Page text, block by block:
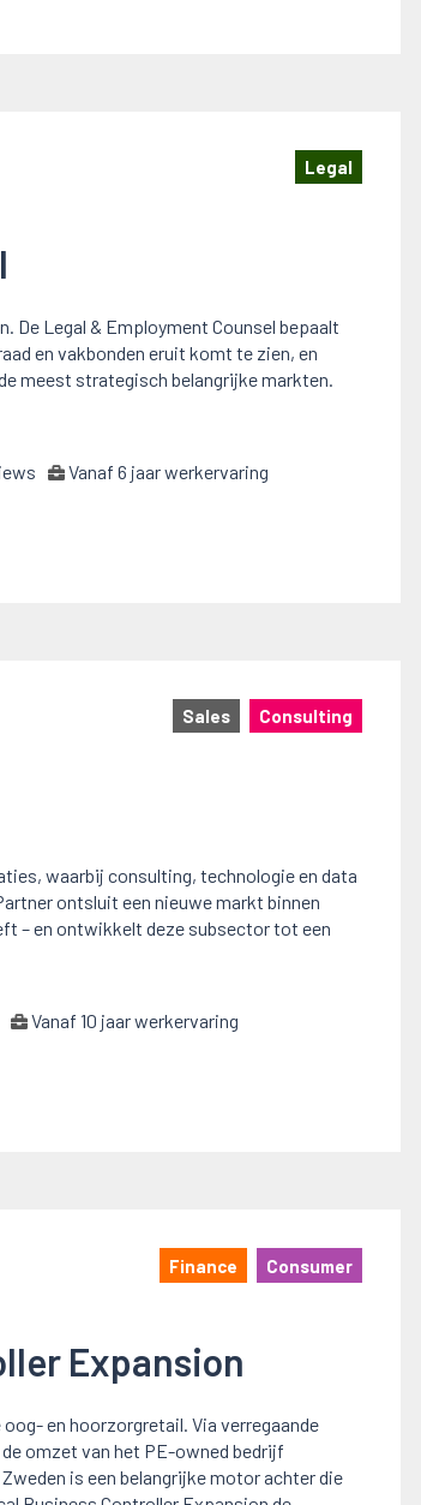
Legal
De Legal & Employment Counsel bepaalt
en vakbonden eruit komt te zien, en
meest strategisch belangrijke markten.
Vanaf 6 jaar werkervaring
Sales Consulting
waarbij consulting, technologie en data
ontsluit een nieuwe markt binnen
– en ontwikkelt deze subsector tot een
Vanaf 10 jaar werkervaring
Finance Consumer
Expansion
en hoorzorgretail. Via verregaande
omzet van het PE-owned bedrijf
is een belangrijke motor achter die